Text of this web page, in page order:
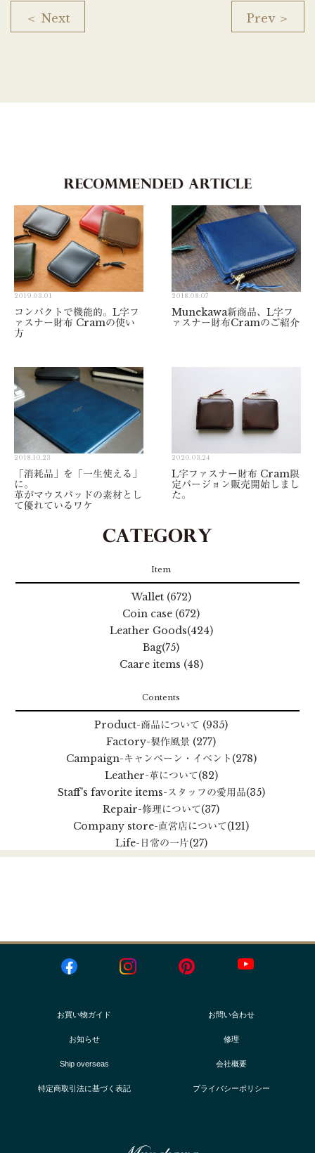
＜ Next Prev ＞
2019.03.01
コンパクトで機能的。L字フ
ァスナー財布 Cramの使い
方
2018.08.07
Munekawa新商品、L字フ
ァスナー財布Cramのご紹介
2018.10.23
「消耗品」を「一生使える」
に。
革がマウスパッドの素材とし
て優れているワケ
2020.03.24
L字ファスナー財布 Cram限
定バージョン販売開始しまし
た。
Item
Wallet (672)
Coin case (672)
Leather Goods(424)
Bag(75)
Caare items (48)
Contents
Product-商品について (935)
Factory-製作風景 (277)
Campaign-キャンペーン・イベント (278)
Leather-革について(82)
Staff's favorite items-スタッフの愛用品(35)
Repair-修理について(37)
Company store-直営店について(121)
Life-日常の一片(27)
お買い物ガイド お問い合わせ
お知らせ 修理
Ship overseas 会社概要
特定商取引法に基づく表記 プライバシーポリシー